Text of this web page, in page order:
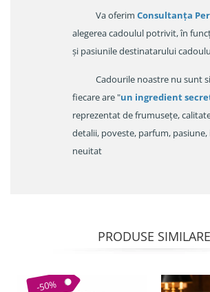
Va oferim Consultanța
alegerea cadoulul potrivit, în
și pasiunile destinatarului
Cadourile noastre nu sunt
fiecare are "un ingredient
reprezentat de frumusețe,
detalii, poveste, parfum,
neuitat
PRODUSE SIMILARE
-50%